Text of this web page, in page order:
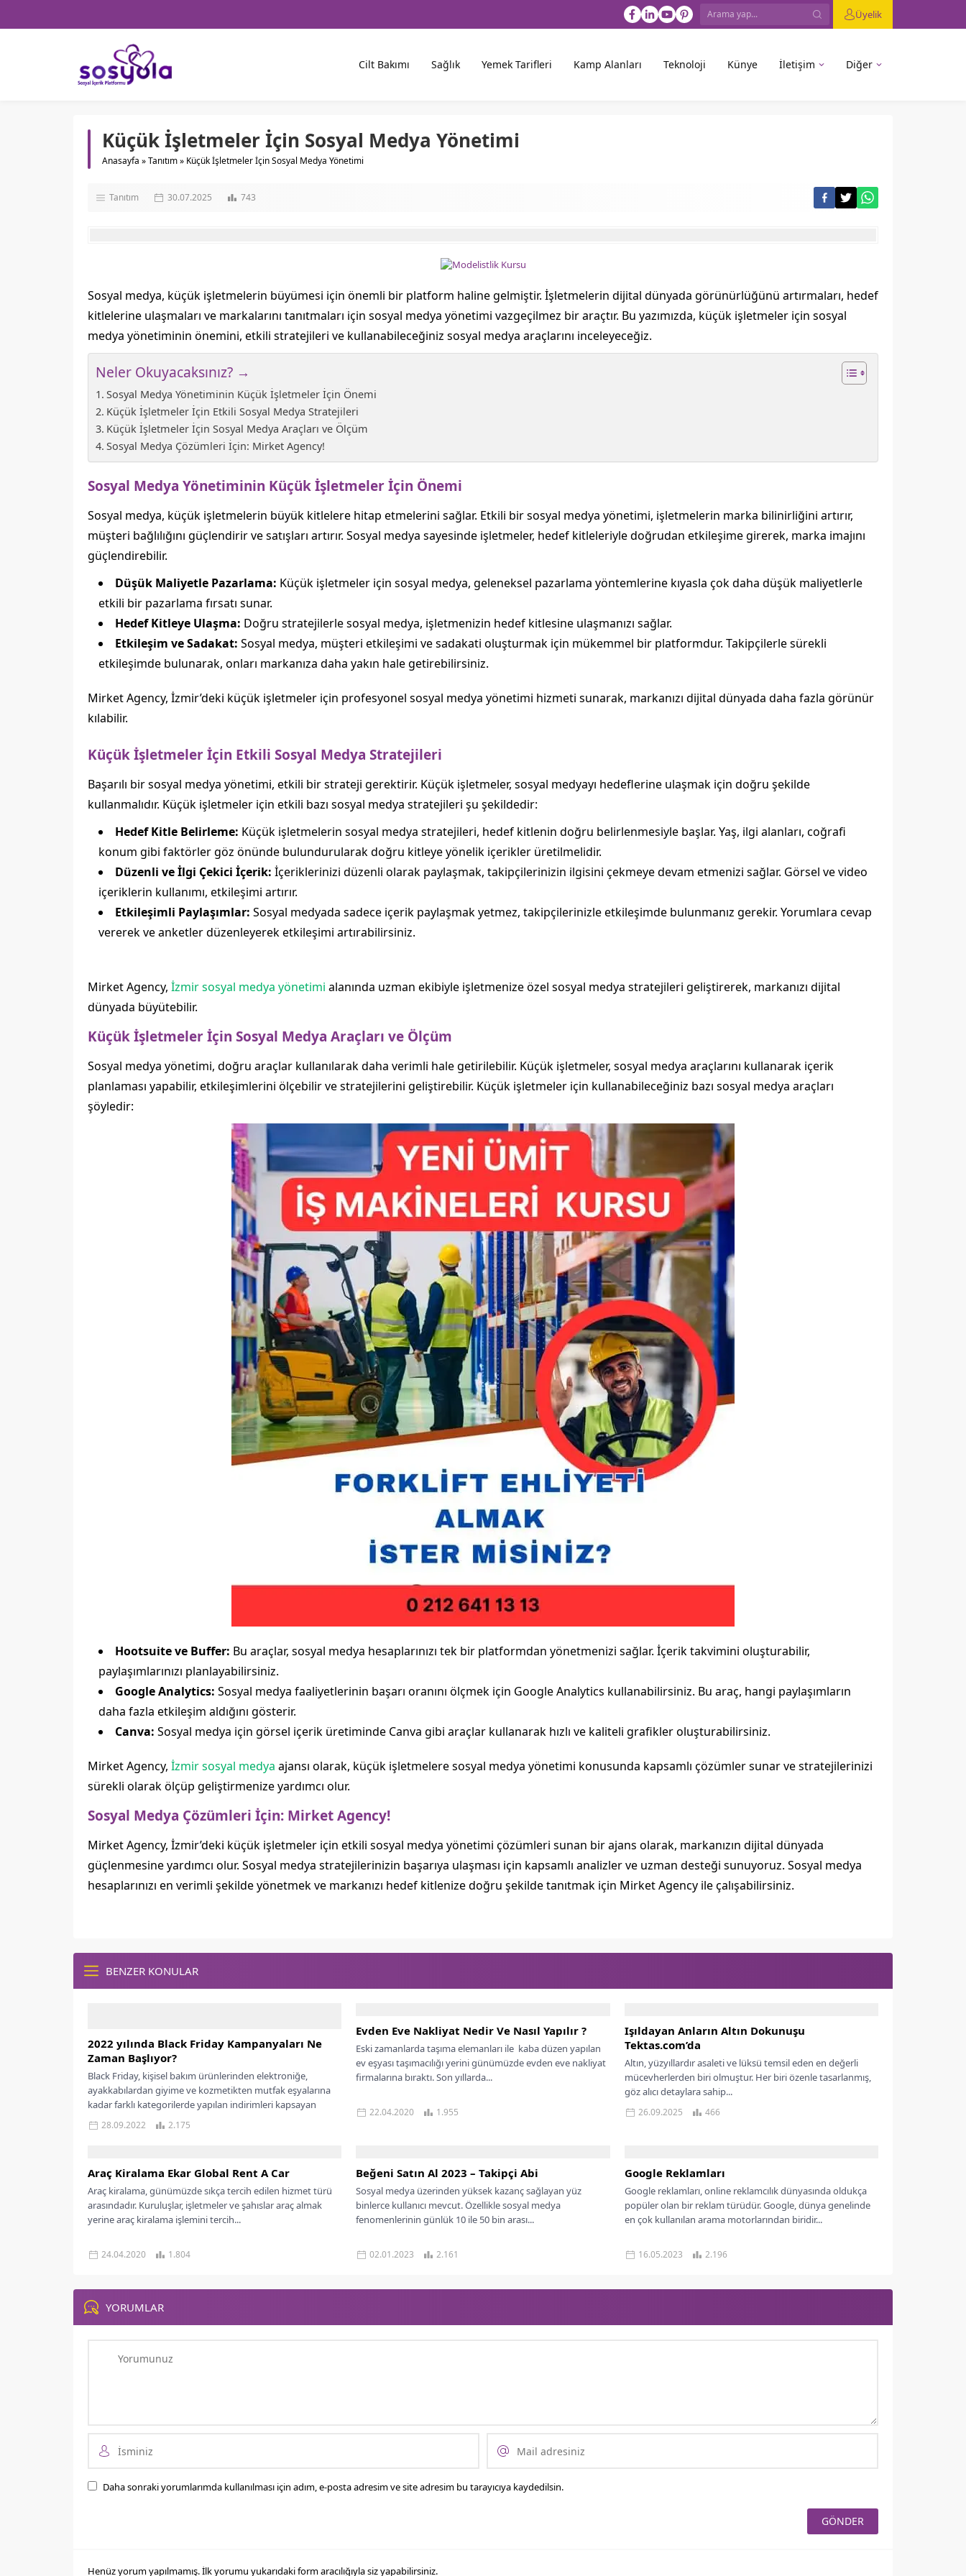
Üyelik
Cilt Bakımı Sağlık Yemek Tarifleri Kamp Alanları Teknoloji Künye İletişim Diğer
Küçük İşletmeler İçin Sosyal Medya Yönetimi
Anasayfa »Tanıtım» Küçük İşletmeler İçin Sosyal Medya Yönetimi
Tanıtım 30.07.2025 743
Sosyal medya, küçük işletmelerin büyümesi için önemli bir platform haline gelmiştir. İşletmelerin dijital dünyada görünürlüğünü artırmaları, hedef
kitlelerine ulaşmaları ve markalarını tanıtmaları için sosyal medya yönetimi vazgeçilmez bir araçtır. Bu yazımızda, küçük işletmeler için sosyal
medya yönetiminin önemini, etkili stratejileri ve kullanabileceğiniz sosyal medya araçlarını inceleyeceğiz.
Neler Okuyacaksınız? →
Sosyal Medya Yönetiminin Küçük İşletmeler İçin Önemi
Küçük İşletmeler İçin Etkili Sosyal Medya Stratejileri
Küçük İşletmeler İçin Sosyal Medya Araçları ve Ölçüm
Sosyal Medya Çözümleri İçin: Mirket Agency!
Sosyal Medya Yönetiminin Küçük İşletmeler İçin Önemi
Sosyal medya, küçük işletmelerin büyük kitlelere hitap etmelerini sağlar. Etkili bir sosyal medya yönetimi, işletmelerin marka bilinirliğini artırır,
müşteri bağlılığını güçlendirir ve satışları artırır. Sosyal medya sayesinde işletmeler, hedef kitleleriyle doğrudan etkileşime girerek, marka imajını
güçlendirebilir.
Düşük Maliyetle Pazarlama: Küçük işletmeler için sosyal medya, geleneksel pazarlama yöntemlerine kıyasla çok daha düşük maliyetlerle
etkili bir pazarlama fırsatı sunar.
Hedef Kitleye Ulaşma: Doğru stratejilerle sosyal medya, işletmenizin hedef kitlesine ulaşmanızı sağlar.
Etkileşim ve Sadakat: Sosyal medya, müşteri etkileşimi ve sadakati oluşturmak için mükemmel bir platformdur. Takipçilerle sürekli
etkileşimde bulunarak, onları markanıza daha yakın hale getirebilirsiniz.
Mirket Agency, İzmir’deki küçük işletmeler için profesyonel sosyal medya yönetimi hizmeti sunarak, markanızı dijital dünyada daha fazla görünür
kılabilir.
Küçük İşletmeler İçin Etkili Sosyal Medya Stratejileri
Başarılı bir sosyal medya yönetimi, etkili bir strateji gerektirir. Küçük işletmeler, sosyal medyayı hedeflerine ulaşmak için doğru şekilde
kullanmalıdır. Küçük işletmeler için etkili bazı sosyal medya stratejileri şu şekildedir:
Hedef Kitle Belirleme: Küçük işletmelerin sosyal medya stratejileri, hedef kitlenin doğru belirlenmesiyle başlar. Yaş, ilgi alanları, coğrafi
konum gibi faktörler göz önünde bulundurularak doğru kitleye yönelik içerikler üretilmelidir.
Düzenli ve İlgi Çekici İçerik: İçeriklerinizi düzenli olarak paylaşmak, takipçilerinizin ilgisini çekmeye devam etmenizi sağlar. Görsel ve video
içeriklerin kullanımı, etkileşimi artırır.
Etkileşimli Paylaşımlar: Sosyal medyada sadece içerik paylaşmak yetmez, takipçilerinizle etkileşimde bulunmanız gerekir. Yorumlara cevap
vererek ve anketler düzenleyerek etkileşimi artırabilirsiniz.
Mirket Agency, İzmir sosyal medya yönetimi alanında uzman ekibiyle işletmenize özel sosyal medya stratejileri geliştirerek, markanızı dijital
dünyada büyütebilir.
Küçük İşletmeler İçin Sosyal Medya Araçları ve Ölçüm
Sosyal medya yönetimi, doğru araçlar kullanılarak daha verimli hale getirilebilir. Küçük işletmeler, sosyal medya araçlarını kullanarak içerik
planlaması yapabilir, etkileşimlerini ölçebilir ve stratejilerini geliştirebilir. Küçük işletmeler için kullanabileceğiniz bazı sosyal medya araçları
şöyledir:
Hootsuite ve Buffer: Bu araçlar, sosyal medya hesaplarınızı tek bir platformdan yönetmenizi sağlar. İçerik takvimini oluşturabilir,
paylaşımlarınızı planlayabilirsiniz.
Google Analytics: Sosyal medya faaliyetlerinin başarı oranını ölçmek için Google Analytics kullanabilirsiniz. Bu araç, hangi paylaşımların
daha fazla etkileşim aldığını gösterir.
Canva: Sosyal medya için görsel içerik üretiminde Canva gibi araçlar kullanarak hızlı ve kaliteli grafikler oluşturabilirsiniz.
Mirket Agency, İzmir sosyal medya ajansı olarak, küçük işletmelere sosyal medya yönetimi konusunda kapsamlı çözümler sunar ve stratejilerinizi
sürekli olarak ölçüp geliştirmenize yardımcı olur.
Sosyal Medya Çözümleri İçin: Mirket Agency!
Mirket Agency, İzmir’deki küçük işletmeler için etkili sosyal medya yönetimi çözümleri sunan bir ajans olarak, markanızın dijital dünyada
güçlenmesine yardımcı olur. Sosyal medya stratejilerinizin başarıya ulaşması için kapsamlı analizler ve uzman desteği sunuyoruz. Sosyal medya
hesaplarınızı en verimli şekilde yönetmek ve markanızı hedef kitlenize doğru şekilde tanıtmak için Mirket Agency ile çalışabilirsiniz.
BENZER KONULAR
2022 yılında Black Friday Kampanyaları Ne
Zaman Başlıyor?
Black Friday, kişisel bakım ürünlerinden elektroniğe,
ayakkabılardan giyime ve kozmetikten mutfak eşyalarına
kadar farklı kategorilerde yapılan indirimleri kapsayan
fırsatlar günüdür!...
28.09.2022 2.175
Evden Eve Nakliyat Nedir Ve Nasıl Yapılır ?
Eski zamanlarda taşıma elemanları ile kaba düzen yapılan
ev eşyası taşımacılığı yerini günümüzde evden eve nakliyat
firmalarına bıraktı. Son yıllarda...
22.04.2020 1.955
Işıldayan Anların Altın Dokunuşu
Tektas.com’da
Altın, yüzyıllardır asaleti ve lüksü temsil eden en değerli
mücevherlerden biri olmuştur. Her biri özenle tasarlanmış,
göz alıcı detaylara sahip...
26.09.2025 466
Araç Kiralama Ekar Global Rent A Car
Araç kiralama, günümüzde sıkça tercih edilen hizmet türü
arasındadır. Kuruluşlar, işletmeler ve şahıslar araç almak
yerine araç kiralama işlemini tercih...
24.04.2020 1.804
Beğeni Satın Al 2023 – Takipçi Abi
Sosyal medya üzerinden yüksek kazanç sağlayan yüz
binlerce kullanıcı mevcut. Özellikle sosyal medya
fenomenlerinin günlük 10 ile 50 bin arası...
02.01.2023 2.161
Google Reklamları
Google reklamları, online reklamcılık dünyasında oldukça
popüler olan bir reklam türüdür. Google, dünya genelinde
en çok kullanılan arama motorlarından biridir...
16.05.2023 2.196
YORUMLAR
Daha sonraki yorumlarımda kullanılması için adım, e-posta adresim ve site adresim bu tarayıcıya kaydedilsin.
Henüz yorum yapılmamış. İlk yorumu yukarıdaki form aracılığıyla siz yapabilirsiniz.